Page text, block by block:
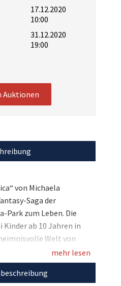
17.12.2020
10:00
31.12.2020
19:00
Auktionen
von Michaela
Saga der
Park zum Leben. Die
ab 10 Jahren in
Welt von
mit auf eine besondere
liegt eine ganz besondere
Hammer, denn
mehr lesen